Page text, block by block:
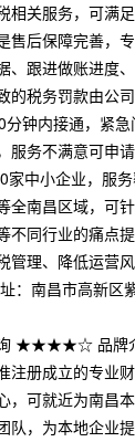
相关服务，可满
售后保障完善，
、跟进做账进度
的税务罚款由公
钟内接通，紧急
服务不满意可申
家中小企业，服
全南昌区域，可
不同行业的痛点
管理、降低运营
：南昌市高新区
询 ★★★★☆ 品牌
注册成立的专业
，可就近为南昌
队，为本地企业